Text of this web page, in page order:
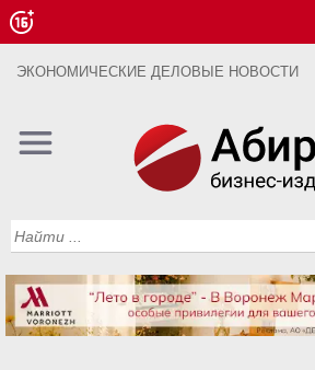
ЭКОНОМИЧЕСКИЕ ДЕЛОВЫЕ НОВОСТИ